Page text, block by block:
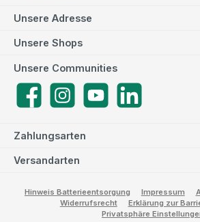
Zahlungsarten
Versandarten
Unsere Adresse
Unsere Communities
FacebookInstagramYouTube LinkedIn
Unsere Shops
Hinweis Batterieentsorgung Impressum
Widerrufsrecht
Erklärung zur
Privatsphäre